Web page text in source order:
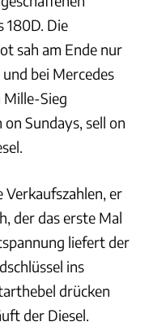
180D. Die
sah am Ende nur
bei Mercedes
Mille-Sieg
Sundays, sell on
er
der das erste Mal
liefert der
ins
drücken
der Diesel.